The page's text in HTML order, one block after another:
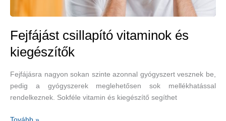
Fejfájást csillapító vitaminok és
kiegészítők
Fejfájásra nagyon sokan szinte azonnal gyógyszert vesznek be,
pedig a gyógyszerek meglehetősen sok mellékhatással
rendelkeznek. Sokféle vitamin és kiegészítő segíthet
Fejfájást